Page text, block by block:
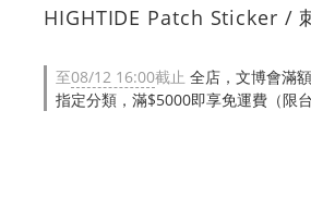
HIGHTIDE Patch Sticker /
至08/12 16:00截止 全店，文博會滿
指定分類，滿$5000即享免運費（限台